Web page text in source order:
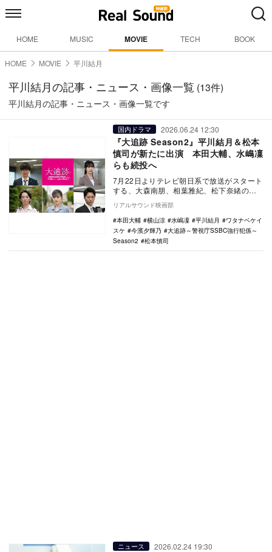
HOME MUSIC MOVIE TECH BOOK
HOME MOVIE 平川結月
平川結月の記事・ニュース・画像一覧 (13件)
平川結月の記事・ニュース・画像一覧です
国内ドラマ 2026.06.24 12:30
『大追跡 Season2』平川結月＆松本
慎司が新たに出演 本田大輔、水嶋凜
らも続投へ
7月22日よりテレビ朝日系で放送がスタート
する、大森南朋、相葉雅紀、松下奈緒のト
リプル主演ドラマ『大追跡～警視庁SSBC強
行犯係…
リアルサウンド映画部
本田大輔
横山涼 水嶋凜 平川結月
ワタナベケイ
スケ
今濱夕輝乃
大追跡～警視庁SSBC強行犯係～
Season2
松本慎司
ニュース 2026.02.24 19:30